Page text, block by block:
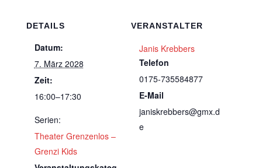
DETAILS
Datum:
7. März 2028
Zeit:
16:00–17:30
Serien:
Theater Grenzenlos –
Grenzi Kids
VERANSTALTER
Janis Krebbers
Telefon
0175-735584877
E-Mail
janiskrebbers@gmx.d
e